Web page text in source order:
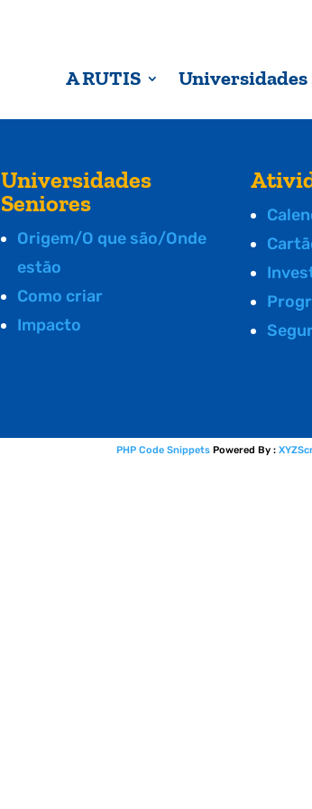
A RUTIS Universidades
Universidades
Seniores
Origem/O que são/Onde
estão
Como criar
Impacto
PHP Code Snippets Powered By :